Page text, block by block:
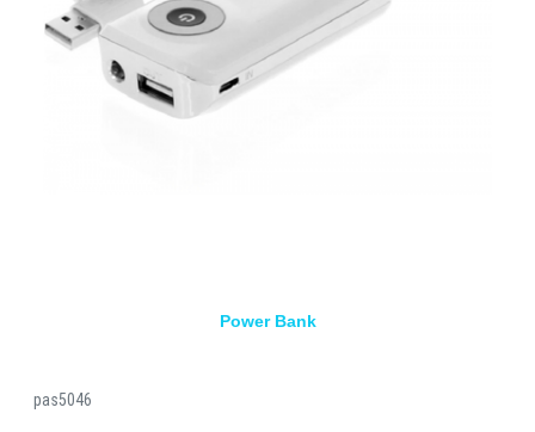
Power Bank
pas5046